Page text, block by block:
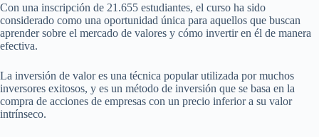
Con una inscripción de 21.655 estudiantes, el curso ha sido
considerado como una oportunidad única para aquellos que buscan
aprender sobre el mercado de valores y cómo invertir en él de manera
efectiva.
La inversión de valor es una técnica popular utilizada por muchos
inversores exitosos, y es un método de inversión que se basa en la
compra de acciones de empresas con un precio inferior a su valor
intrínseco.